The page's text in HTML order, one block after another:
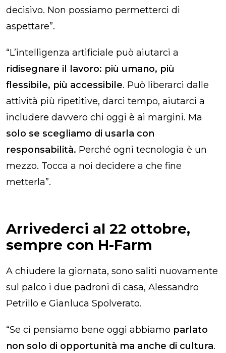
decisivo. Non possiamo permetterci di
aspettare”.
“L’intelligenza artificiale può aiutarci a
ridisegnare il lavoro: più umano, più
flessibile, più accessibile. Può liberarci dalle
attività più ripetitive, darci tempo, aiutarci a
includere davvero chi oggi è ai margini. Ma
solo se scegliamo di usarla con
responsabilità. Perché ogni tecnologia è un
mezzo. Tocca a noi decidere a che fine
metterla”.
Arrivederci al 22 ottobre,
sempre con H-Farm
A chiudere la giornata, sono saliti nuovamente
sul palco i due padroni di casa, Alessandro
Petrillo e Gianluca Spolverato.
“Se ci pensiamo bene oggi abbiamo parlato
non solo di opportunità ma anche di cultura.